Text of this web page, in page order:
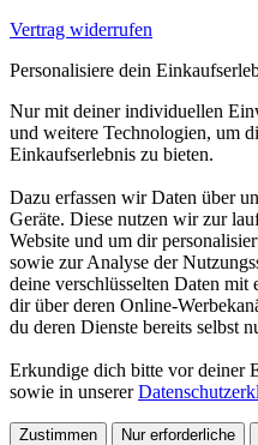
Vertrag widerrufen
Personalisiere dein
Nur mit deiner individuellen
und weitere Technologien, um
Einkaufserlebnis zu bieten.
Dazu erfassen wir Daten über
Geräte. Diese nutzen wir zur
Website und um dir
sowie zur Analyse der
deine verschlüsselten Daten
dir über deren Online-
du deren Dienste bereits selbst
Erkundige dich bitte vor deiner
sowie in unserer
Zustimmen Nur erforderliche